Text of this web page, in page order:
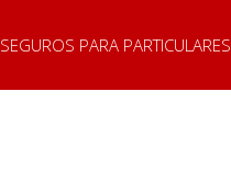
SEGUROS PARA PARTICULARES